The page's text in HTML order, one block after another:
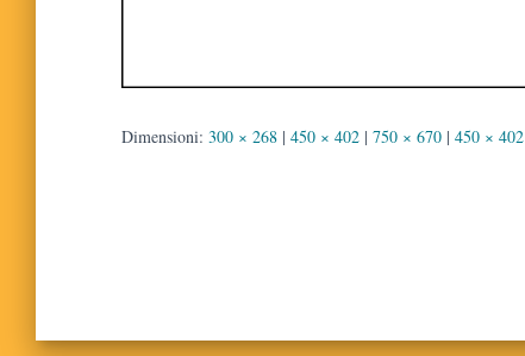
Dimensioni: 300 × 268 | 450 × 402 | 750 × 670 | 450 × 402